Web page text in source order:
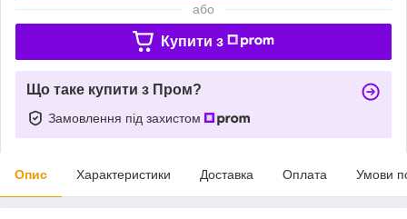
або
Купити з
Що таке купити з Пром?
Замовлення під захистом
Опис Характеристики Доставка Оплата Умови